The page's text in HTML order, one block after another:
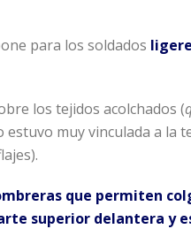
para los soldados
los tejidos acolchados (
estuvo muy vinculada a la
que permiten
superior delantera y